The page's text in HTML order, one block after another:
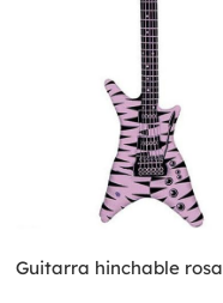
Guitarra hinchable rosa